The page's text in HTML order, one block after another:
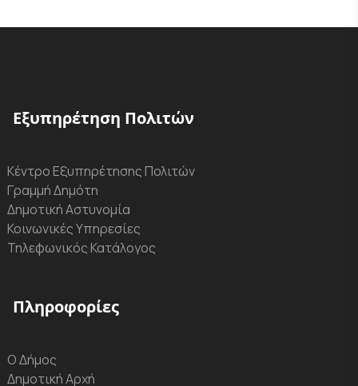
Εξυπηρέτηση Πολιτών
Κέντρο Εξυπηρέτησης Πολιτών
Γραμμή Δημότη
Δημοτική Αστυνομία
Κοινωνικές Υπηρεσίες
Τηλεφωνικός Κατάλογος
Πληροφορίες
Ο Δήμος
Δημοτική Αρχή